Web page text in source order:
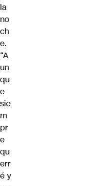
la
no
ch
e.
“A
un
qu
e
sie
m
pr
e
qu
err
é y